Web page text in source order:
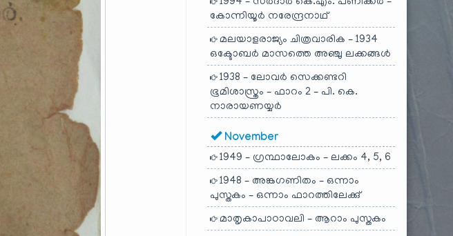
കോന്നിയൂർ നരേന്ദ്രനാഥ്
മലയാളരാജ്യം ചിത്രവാരിക – 1934
ഒക്ടോബർ മാസത്തെ അഞ്ചു ലക്കങ്ങൾ
1938 – ലോവർ സെക്കണ്ടറി
ഭൂമിശാസ്ത്രം – ഫാറം 2 – പി. കെ.
നാരായണയ്യർ
November
1949 – ഗ്രന്ഥാലോകം – ലക്കം 4, 5, 6
1948 – അങ്കഗണിതം – ഒന്നാം
പുസ്തകം – ഒന്നാം ഫാറത്തിലേക്കു്
മാതൃകാപാഠാവലി – ആറാം പുസ്തകം